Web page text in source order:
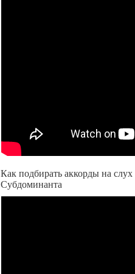
Как подбирать аккорды на
Субдоминанта